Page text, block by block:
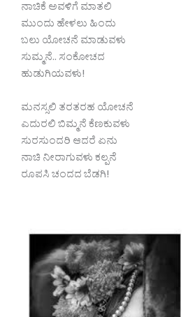
ನಾಚಿಕೆ ಅವಳಿಗೆ ಮಾತಲಿ
ಮುಂದು ಹೇಳಲು ಹಿಂದು
ಬಲು ಯೋಚನೆ ಮಾಡುವಳು
ಸುಮ್ಮನೆ.. ಸಂಕೋಚದ
ಹುಡುಗಿಯವಳು!
ಮನಸ್ಸಲಿ ತರತರಹ ಯೋಚನೆ
ಎದುರಲಿ ಬಿಮ್ಮನೆ ಕೆಣಕುವಳು
ಸುರಸುಂದರಿ ಆದರೆ ಏನು
ನಾಚಿ ನೀರಾಗುವಳು ಕಲ್ಪನೆ
ರೂಪಸಿ ಚಂದದ ಬೆಡಗಿ!